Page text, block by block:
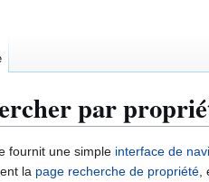
par
fournit une simple interface de
la page recherche de propriété,